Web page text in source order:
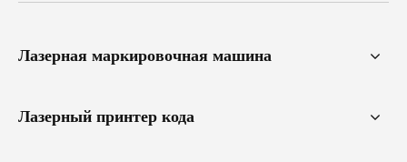
Лазерная маркировочная машина
Лазерный принтер кода